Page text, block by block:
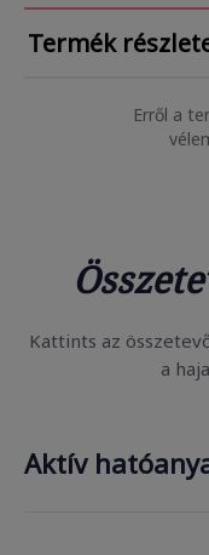
Termék
Erről a
Kattints az
a
Aktív